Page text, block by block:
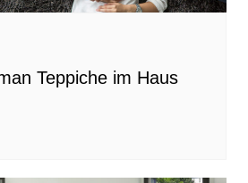
Teppiche im Haus